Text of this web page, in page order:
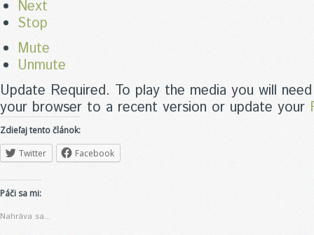
Next
Stop
Mute
Unmute
Update Required. To play the media you will
your browser to a recent version or update your
Zdieľaj tento článok:
Twitter
Facebook
Páči sa mi:
Nahráva sa...